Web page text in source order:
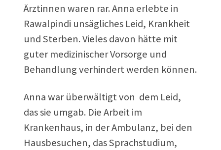
Ärztinnen waren rar. Anna erlebte in
Rawalpindi unsägliches Leid, Krankheit
und Sterben. Vieles davon hätte mit
guter medizinischer Vorsorge und
Behandlung verhindert werden können.
Anna war überwältigt von dem Leid,
das sie umgab. Die Arbeit im
Krankenhaus, in der Ambulanz, bei den
Hausbesuchen, das Sprachstudium,